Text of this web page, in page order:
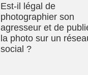
Est-il légal de
photographier son
agresseur et de
la photo sur un
social ?